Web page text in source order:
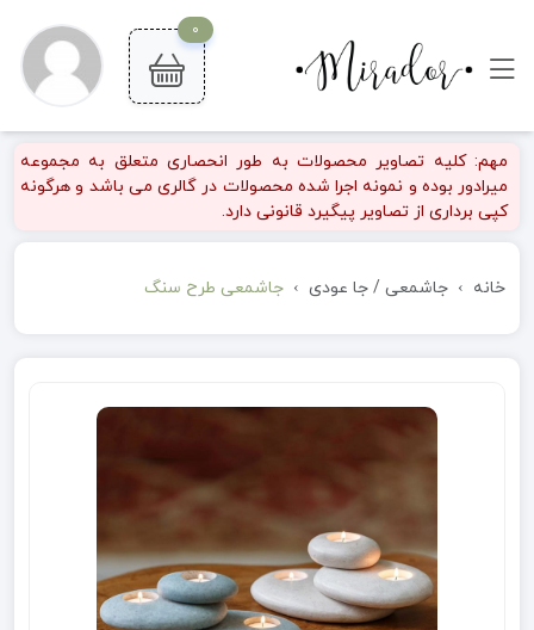
0
مهم: کلیه تصاویر محصولات به طور انحصاری متعلق به مجموعه
میرادور بوده و نمونه اجرا شده محصولات در گالری می باشد و هرگونه
کپی برداری از تصاویر پیگیرد قانونی دارد.
خانه جاشمعی / جا عودی جاشمعی طرح سنگ